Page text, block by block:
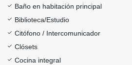
Baño en habitación principal
Biblioteca/Estudio
Citófono / Intercomunicador
Clósets
Cocina integral